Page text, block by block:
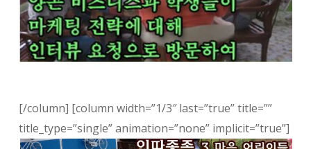
[/column] [column width=”1/3″ last=”true” title=””
title_type=”single” animation=”none” implicit=”true”]